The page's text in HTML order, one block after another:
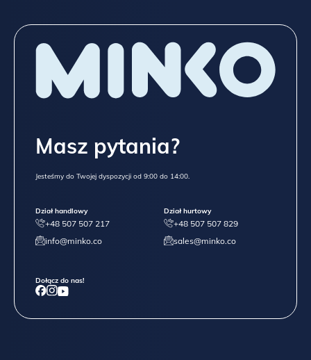
Masz pytania?
Jesteśmy do Twojej dyspozycji od 9:00 do 14:00.
Dział handlowy
+48 507 507 217
info@minko.co
Dział hurtowy
+48 507 507 829
sales@minko.co
Dołącz do nas!